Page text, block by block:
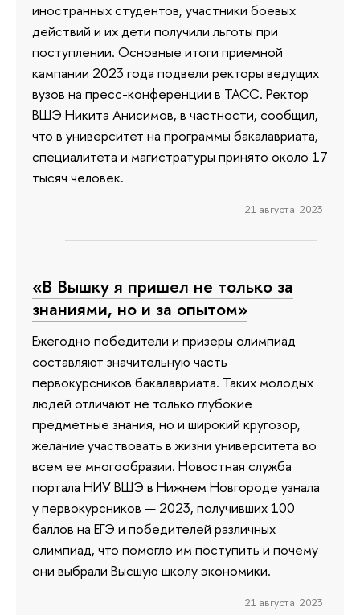
иностранных студентов, участники боевых
действий и их дети получили льготы при
поступлении. Основные итоги приемной
кампании 2023 года подвели ректоры ведущих
вузов на пресс-конференции в ТАСС. Ректор
ВШЭ Никита Анисимов, в частности, сообщил,
что в университет на программы бакалавриата,
специалитета и магистратуры принято около 17
тысяч человек.
21 августа 2023
«В Вышку я пришел не только за
знаниями, но и за опытом»
Ежегодно победители и призеры олимпиад
составляют значительную часть
первокурсников бакалавриата. Таких молодых
людей отличают не только глубокие
предметные знания, но и широкий кругозор,
желание участвовать в жизни университета во
всем ее многообразии. Новостная служба
портала НИУ ВШЭ в Нижнем Новгороде узнала
у первокурсников — 2023, получивших 100
баллов на ЕГЭ и победителей различных
олимпиад, что помогло им поступить и почему
они выбрали Высшую школу экономики.
21 августа 2023